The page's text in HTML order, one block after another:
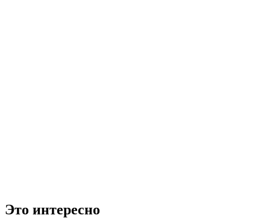
Это интересно